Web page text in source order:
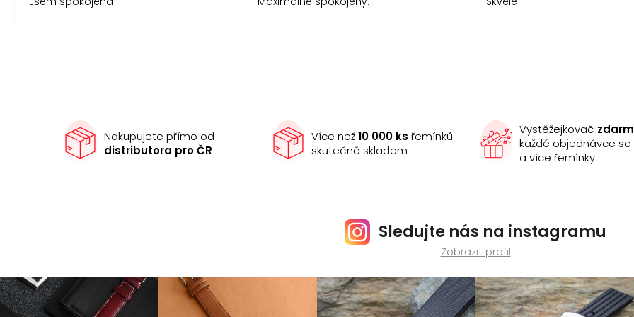
Nakupujete přímo od
distributora pro ČR
Více než10 000 ks řemínků
skutečně skladem
Vystěžejkovač
každé objednávce
a více řemínky
Sledujte nás na instagramu
Zobrazit profil